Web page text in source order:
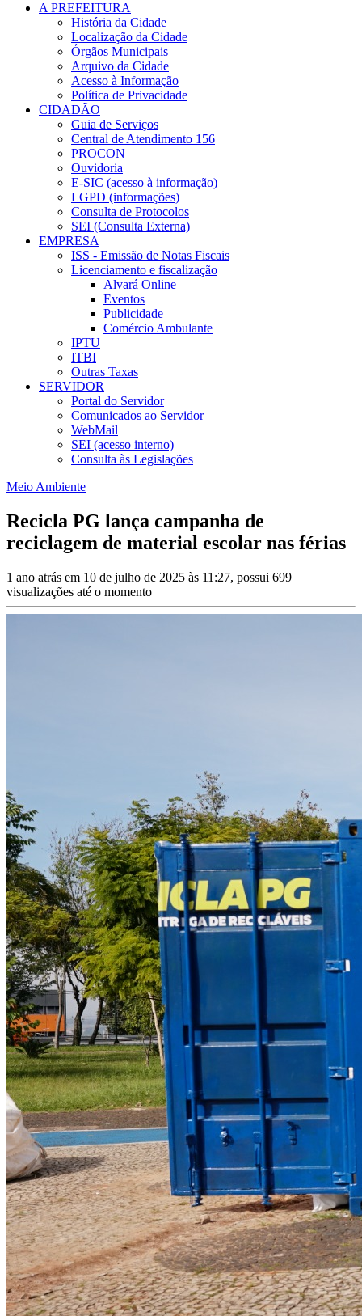
A PREFEITURA
História da Cidade
Localização da Cidade
Órgãos Municipais
Arquivo da Cidade
Acesso à Informação
Política de Privacidade
CIDADÃO
Guia de Serviços
Central de Atendimento 156
PROCON
Ouvidoria
E-SIC (acesso à informação)
LGPD (informações)
Consulta de Protocolos
SEI (Consulta Externa)
EMPRESA
ISS - Emissão de Notas Fiscais
Licenciamento e fiscalização
Alvará Online
Eventos
Publicidade
Comércio Ambulante
IPTU
ITBI
Outras Taxas
SERVIDOR
Portal do Servidor
Comunicados ao Servidor
WebMail
SEI (acesso interno)
Consulta às Legislações
Meio Ambiente
Recicla PG lança campanha de
reciclagem de material escolar nas férias
1 ano atrás em 10 de julho de 2025 às 11:27, possui 699
visualizações até o momento